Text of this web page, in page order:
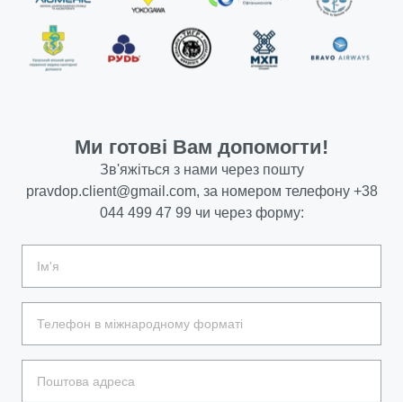
Ми готові Вам допомогти!
Зв'яжіться з нами через пошту
pravdop.client@gmail.com, за номером телефону +38
044 499 47 99 чи через форму: